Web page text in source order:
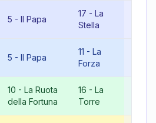
5 - Il Papa
17 - La
Stella
5 - Il Papa
11 - La
Forza
10 - La Ruota
della Fortuna
16 - La
Torre